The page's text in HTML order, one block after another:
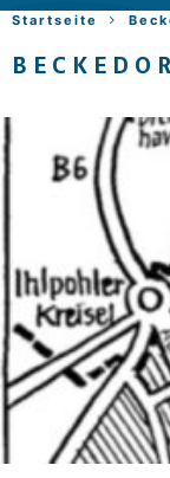
Startseite